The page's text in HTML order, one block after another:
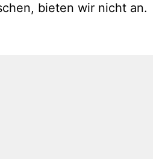
bieten wir nicht an.